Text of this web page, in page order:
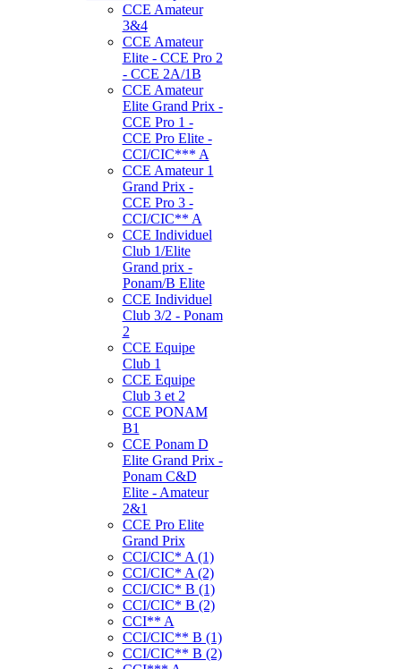
CCE Amateur
3&4
CCE Amateur
Elite - CCE Pro 2
- CCE 2A/1B
CCE Amateur
Elite Grand Prix -
CCE Pro 1 -
CCE Pro Elite -
CCI/CIC*** A
CCE Amateur 1
Grand Prix -
CCE Pro 3 -
CCI/CIC** A
CCE Individuel
Club 1/Elite
Grand prix -
Ponam/B Elite
CCE Individuel
Club 3/2 - Ponam
2
CCE Equipe
Club 1
CCE Equipe
Club 3 et 2
CCE PONAM
B1
CCE Ponam D
Elite Grand Prix -
Ponam C&D
Elite - Amateur
2&1
CCE Pro Elite
Grand Prix
CCI/CIC* A (1)
CCI/CIC* A (2)
CCI/CIC* B (1)
CCI/CIC* B (2)
CCI** A
CCI/CIC** B (1)
CCI/CIC** B (2)